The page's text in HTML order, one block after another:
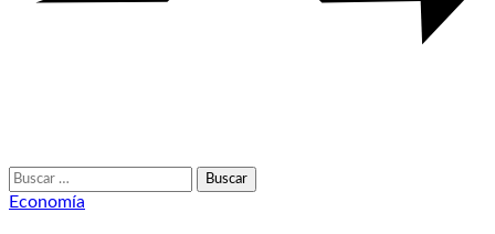
Buscar:
Economía